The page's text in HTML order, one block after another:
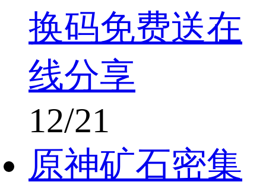
换码免费送在
线分享
12/21
原神矿石密集